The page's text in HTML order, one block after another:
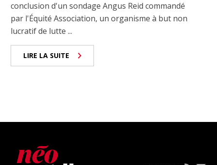
conclusion d'un sondage Angus Reid commandé
par l'Équité Association, un organisme à but non
lucratif de lutte ...
LIRE LA SUITE